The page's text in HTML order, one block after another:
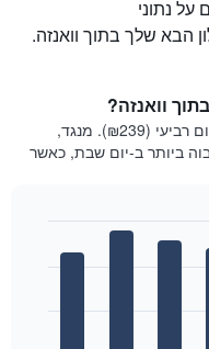
נתוני
וואנזה?
היום הזול ביותר לשהייה בתוך וואנזה הוא יום רביעי (₪239). מנגד,
ביותר ב-יום שבת, כאשר